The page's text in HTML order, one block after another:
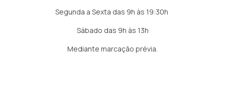
Segunda a Sexta das 9h às 19:30h
Sábado das 9h às 13h
Mediante marcação prévia.